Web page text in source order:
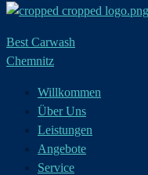
Best Carwash
Chemnitz
Willkommen
Über Uns
Leistungen
Angebote
Service